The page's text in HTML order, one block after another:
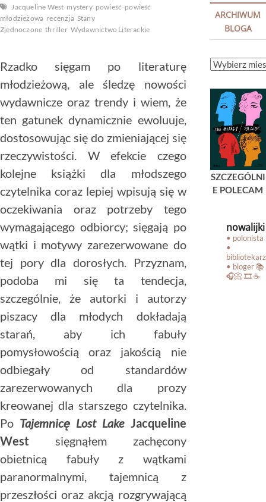
Jacqueline West mystery powieść powieść
młodzieżowa recenzja Stany
Zjednoczone thriller Wydawnictwo Literackie
Rzadko sięgam po literaturę
młodzieżową, ale śledzę nowości
wydawnicze oraz trendy i wiem, że
ten gatunek dynamicznie ewoluuje,
dostosowując się do zmieniającej się
rzeczywistości. W efekcie czego
kolejne książki dla młodszego
czytelnika coraz lepiej wpisują się w
oczekiwania oraz potrzeby tego
wymagającego odbiorcy; sięgają po
wątki i motywy zarezerwowane do
tej pory dla dorosłych. Przyznam,
podoba mi się ta tendecja,
szczególnie, że autorki i autorzy
piszacy dla młodych dokładają
starań, aby ich fabuły
pomysłowością oraz jakością nie
odbiegały od standardów
zarezerwowanych dla prozy
kreowanej dla starszego czytelnika.
Po Tajemnicę Lost Lake Jacqueline
West sięgnąłem zachęcony
obietnicą fabuły z wątkami
paranormalnymi, tajemnicą z
przeszłości oraz akcją rozgrywającą
ARCHIWUM
BLOGA
ARCHIWUM
SZCZEGÓLNI
E POLECAM
nowalijki
• polonista
•
bibliotekarz
• bloger📚
🎧📀 🎞️ ☕️